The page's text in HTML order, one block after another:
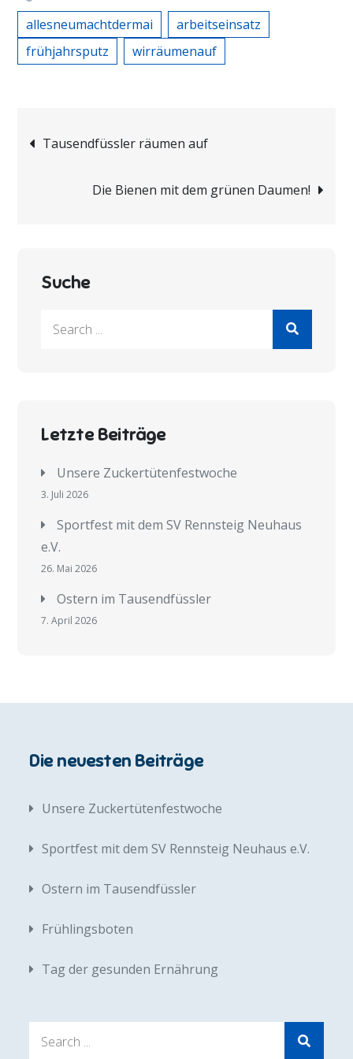
allesneumachtdermai
arbeitseinsatz
frühjahrsputz
wirräumenauf
Beitragsnavigation
Tausendfüssler räumen auf
Die Bienen mit dem grünen Daumen!
Suche
Letzte Beiträge
Unsere Zuckertütenfestwoche
3. Juli 2026
Sportfest mit dem SV Rennsteig Neuhaus
e.V.
26. Mai 2026
Ostern im Tausendfüssler
7. April 2026
Die neuesten Beiträge
Unsere Zuckertütenfestwoche
Sportfest mit dem SV Rennsteig Neuhaus e.V.
Ostern im Tausendfüssler
Frühlingsboten
Tag der gesunden Ernährung